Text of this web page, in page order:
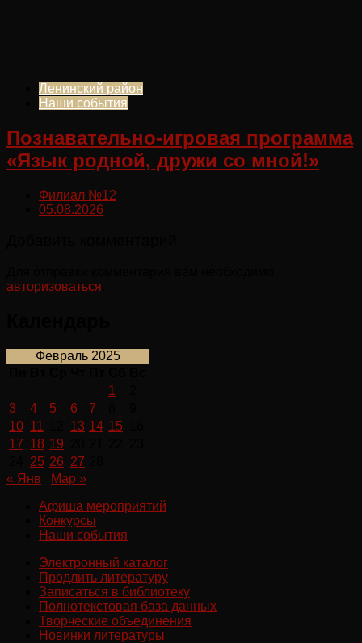
Ленинский район
Наши события
Познавательно-игровая программа
«Язык родной, дружи со мной!»
Филиал №12
05.08.2026
авторизоваться
Февраль 2025
1
3
4 5 6 7
10 11 13 14 15
17 18 19
25 26 27
« Янв
Мар »
Афиша мероприятий
Конкурсы
Наши события
Электронный каталог
Продлить литературу
Записаться в библиотеку
Полнотекстовая база данных
Творческие объединения
Новинки литературы